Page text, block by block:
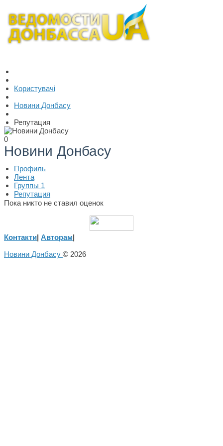
Користувачі
Новини Донбасу
Репутация
0
Новини Донбасу
Профиль
Лента
Группы 1
Репутация
Пока никто не ставил оценок
Контакти| Авторам|
Новини Донбасу © 2026